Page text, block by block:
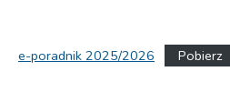
e-poradnik 2025/2026 Pobierz